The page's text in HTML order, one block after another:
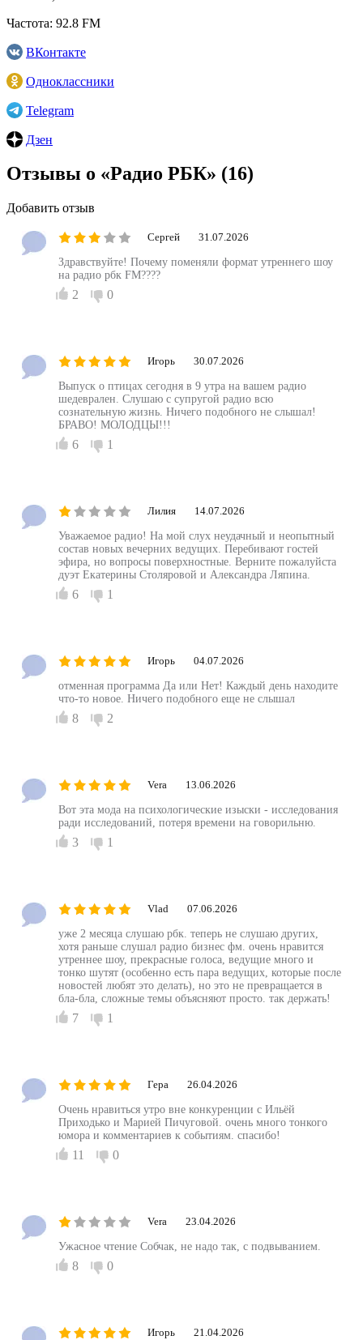
Частота: 92.8 FM
ВКонтакте
Одноклассники
Telegram
Дзен
Отзывы о «Радио РБК» (16)
Добавить отзыв
Сергей 31.07.2026
Здравствуйте! Почему поменяли формат утреннего шоу
на радио рбк FM????
2 0
Игорь 30.07.2026
Выпуск о птицах сегодня в 9 утра на вашем радио
шедеврален. Слушаю с супругой радио всю
сознательную жизнь. Ничего подобного не слышал!
БРАВО! МОЛОДЦЫ!!!
6 1
Лилия 14.07.2026
Уважаемое радио! На мой слух неудачный и неопытный
состав новых вечерних ведущих. Перебивают гостей
эфира, но вопросы поверхностные. Верните пожалуйста
дуэт Екатерины Столяровой и Александра Ляпина.
6 1
Игорь 04.07.2026
отменная программа Да или Нет! Каждый день находите
что-то новое. Ничего подобного еще не слышал
8 2
Vera 13.06.2026
Вот эта мода на психологические изыски - исследования
ради исследований, потеря времени на говорильню.
3 1
Vlad 07.06.2026
уже 2 месяца слушаю рбк. теперь не слушаю других,
хотя раньше слушал радио бизнес фм. очень нравится
утреннее шоу, прекрасные голоса, ведущие много и
тонко шутят (особенно есть пара ведущих, которые после
новостей любят это делать), но это не превращается в
бла-бла, сложные темы объясняют просто. так держать!
7 1
Гера 26.04.2026
Очень нравиться утро вне конкуренции с Ильёй
Приходько и Марией Пичуговой. очень много тонкого
юмора и комментариев к событиям. спасибо!
11 0
Vera 23.04.2026
Ужасное чтение Собчак, не надо так, с подвыванием.
8 0
Игорь 21.04.2026